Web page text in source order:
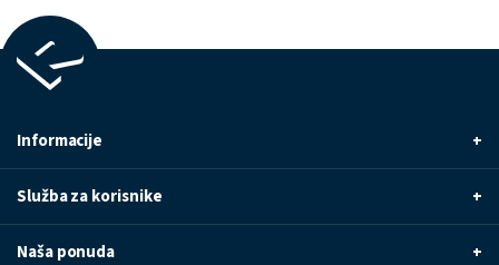
Informacije +
Služba za korisnike +
Naša ponuda +